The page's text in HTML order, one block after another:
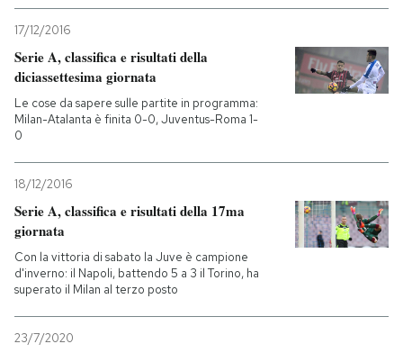
17/12/2016
Serie A, classifica e risultati della
diciassettesima giornata
Le cose da sapere sulle partite in programma:
Milan-Atalanta è finita 0-0, Juventus-Roma 1-
0
18/12/2016
Serie A, classifica e risultati della 17ma
giornata
Con la vittoria di sabato la Juve è campione
d'inverno: il Napoli, battendo 5 a 3 il Torino, ha
superato il Milan al terzo posto
23/7/2020